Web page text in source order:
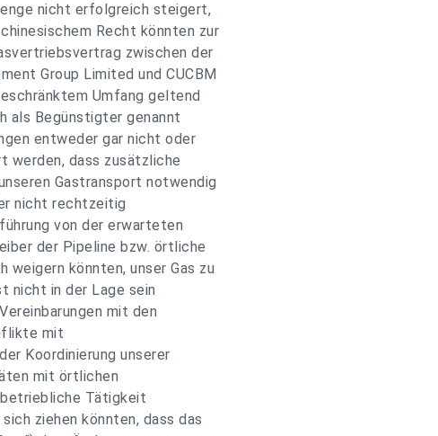
nicht erfolgreich steigert,
Recht könnten zur
zwischen der
Group Limited und CUCBM
Umfang geltend
als Begünstigter genannt
entweder gar nicht oder
dass zusätzliche
Gastransport notwendig
nicht rechtzeitig
von der erwarteten
der Pipeline bzw. örtliche
weigern könnten, unser Gas zu
nicht in der Lage sein
mit den
mit
Koordinierung unserer
mit örtlichen
Tätigkeit
ziehen könnten, dass das